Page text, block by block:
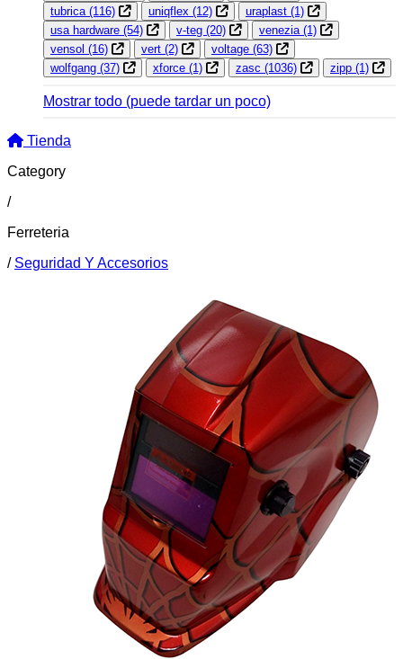
tubrica (116) uniqflex (12) uraplast (1)
usa hardware (54) v-teg (20) venezia (1)
vensol (16) vert (2) voltage (63)
wolfgang (37) xforce (1) zasc (1036) zipp (1)
Mostrar todo (puede tardar un poco)
Tienda
Category
/
Ferreteria
/ Seguridad Y Accesorios